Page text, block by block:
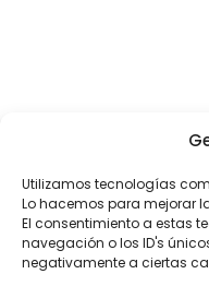
Utilizamos tecnologías
Lo hacemos para mejorar
El consentimiento a estas
navegación o los ID's
negativamente a ciertas